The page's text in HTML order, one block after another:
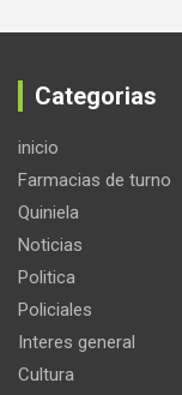
Categorias
inicio
Farmacias de turno
Quiniela
Noticias
Politica
Policiales
Interes general
Cultura